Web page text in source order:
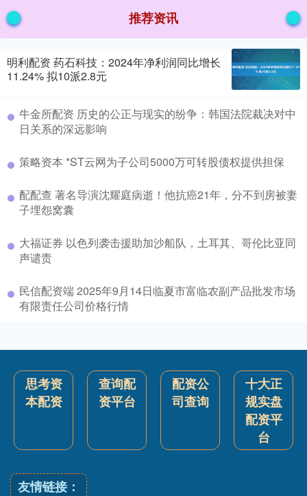
推荐资讯
明利配资 药石科技：2024年净利润同比增长
11.24% 拟10派2.8元
牛金所配资 历史的公正与现实的纷争：韩国法院裁决对中
日关系的深远影响
策略资本 *ST云网为子公司5000万可转股债权提供担保
配配查 著名导演沈耀庭病逝！他抗癌21年，分不到房被妻
子埋怨窝囊
大福证券 以色列袭击援助加沙船队，土耳其、哥伦比亚同
声谴责
民信配资端 2025年9月14日临夏市富临农副产品批发市场
有限责任公司价格行情
思考资
本配资
查询配
资平台
配资公
司查询
十大正
规实盘
配资平
台
友情链接：